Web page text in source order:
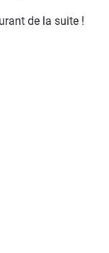
de la suite !